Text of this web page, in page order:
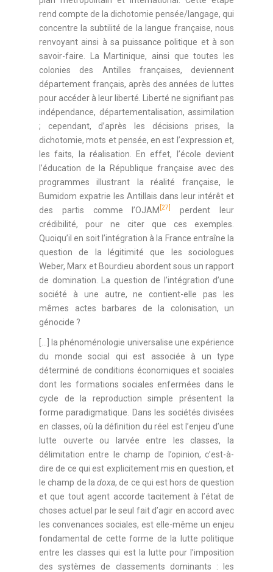
rend compte de la dichotomie pensée/langage, qui
concentre la subtilité de la langue française, nous
renvoyant ainsi à sa puissance politique et à son
savoir-faire. La Martinique, ainsi que toutes les
colonies des Antilles françaises, deviennent
département français, après des années de luttes
pour accéder à leur liberté. Liberté ne signifiant pas
indépendance, départementalisation, assimilation
; cependant, d’après les décisions prises, la
dichotomie, mots et pensée, en est l’expression et,
les faits, la réalisation. En effet, l’école devient
l’éducation de la République française avec des
programmes illustrant la réalité française, le
Bumidom expatrie les Antillais dans leur intérêt et
des partis comme l’OJAM [27]
perdent leur
crédibilité, pour ne citer que ces exemples.
Quoiqu’il en soit l’intégration à la France entraîne la
question de la légitimité que les sociologues
Weber, Marx et Bourdieu abordent sous un rapport
de domination. La question de l’intégration d’une
société à une autre, ne contient-elle pas les
mêmes actes barbares de la colonisation, un
génocide ?
[…] la phénoménologie universalise une expérience
du monde social qui est associée à un type
déterminé de conditions économiques et sociales
dont les formations sociales enfermées dans le
cycle de la reproduction simple présentent la
forme paradigmatique. Dans les sociétés divisées
en classes, où la définition du réel est l’enjeu d’une
lutte ouverte ou larvée entre les classes, la
délimitation entre le champ de l’opinion, c’est-à-
dire de ce qui est explicitement mis en question, et
le champ de ladoxa, de ce qui est hors de question
et que tout agent accorde tacitement à l’état de
choses actuel par le seul fait d’agir en accord avec
les convenances sociales, est elle-même un enjeu
fondamental de cette forme de la lutte politique
entre les classes qui est la lutte pour l’imposition
des systèmes de classements dominants : les